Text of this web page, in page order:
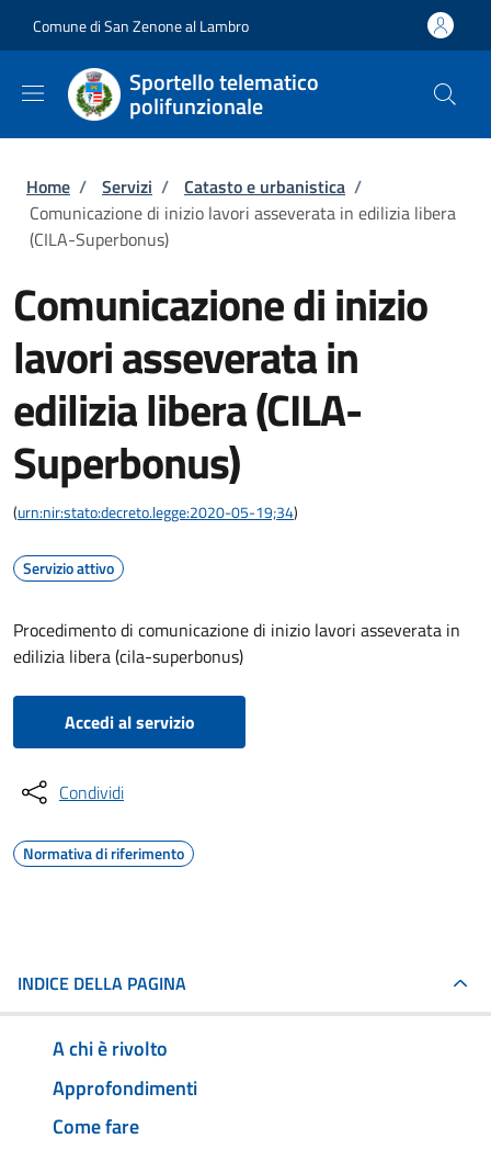
Comune di San Zenone al Lambro
Sportello telematico
polifunzionale
Briciole di pane
Home / Servizi / Catasto e urbanistica /
Comunicazione di inizio lavori asseverata in edilizia libera
(CILA-Superbonus)
Comunicazione di inizio
lavori asseverata in
edilizia libera (CILA-
Superbonus)
(urn:nir:stato:decreto.legge:2020-05-19;34)
Servizio attivo
Procedimento di comunicazione di inizio lavori asseverata in
edilizia libera (cila-superbonus)
Accedi al servizio
Condividi
Normativa di riferimento
INDICE DELLA PAGINA
A chi è rivolto
Approfondimenti
Come fare